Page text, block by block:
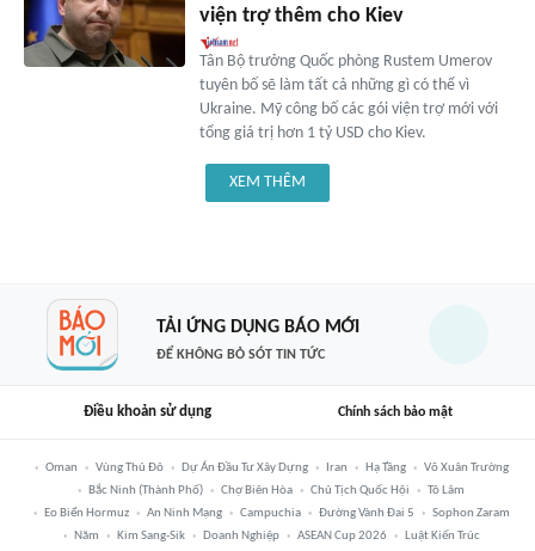
viện trợ thêm cho Kiev
Tân Bộ trưởng Quốc phòng Rustem Umerov
tuyên bố sẽ làm tất cả những gì có thể vì
Ukraine. Mỹ công bố các gói viện trợ mới với
tổng giá trị hơn 1 tỷ USD cho Kiev.
XEM THÊM
TẢI ỨNG DỤNG BÁO MỚI
ĐỂ KHÔNG BỎ SÓT TIN TỨC
Điều khoản sử dụng Chính sách bảo mật
Oman Vùng Thủ Đô Dự Án Đầu Tư Xây Dựng Iran Hạ Tầng
Võ Xuân Trường
Bắc Ninh (thành Phố)
Chợ Biên Hòa Chủ Tịch Quốc Hội
Tô Lâm
Eo Biển Hormuz
An Ninh Mạng Campuchia Đường Vành Đai 5
Sophon Zaram
Năm
Kim Sang-Sik Doanh Nghiệp ASEAN Cup 2026 Luật Kiến Trúc